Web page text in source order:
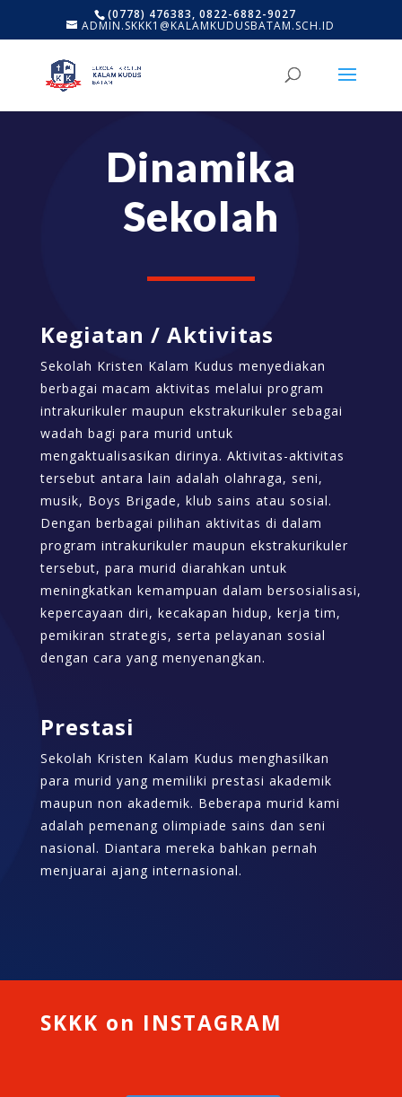
(0778) 476383, 0822-6882-9027
ADMIN.SKKK1@KALAMKUDUSBATAM.SCH.ID
Dinamika
Sekolah
Kegiatan / Aktivitas
Sekolah Kristen Kalam Kudus menyediakan
berbagai macam aktivitas melalui program
intrakurikuler maupun ekstrakurikuler sebagai
wadah bagi para murid untuk
mengaktualisasikan dirinya. Aktivitas-aktivitas
tersebut antara lain adalah olahraga, seni,
musik, Boys Brigade, klub sains atau sosial.
Dengan berbagai pilihan aktivitas di dalam
program intrakurikuler maupun ekstrakurikuler
tersebut, para murid diarahkan untuk
meningkatkan kemampuan dalam bersosialisasi,
kepercayaan diri, kecakapan hidup, kerja tim,
pemikiran strategis, serta pelayanan sosial
dengan cara yang menyenangkan.
Prestasi
Sekolah Kristen Kalam Kudus menghasilkan
para murid yang memiliki prestasi akademik
maupun non akademik. Beberapa murid kami
adalah pemenang olimpiade sains dan seni
nasional. Diantara mereka bahkan pernah
menjuarai ajang internasional.
SKKK on INSTAGRAM